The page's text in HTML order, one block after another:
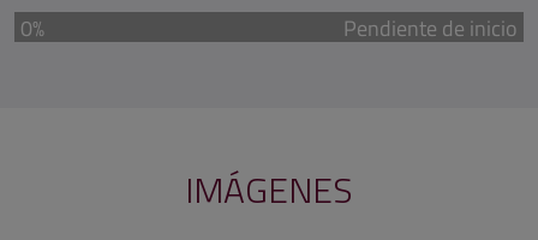
0% Pendiente de inicio
IMÁGENES